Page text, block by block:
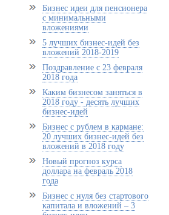
Бизнес идеи для пенсионера
с минимальными
вложениями
5 лучших бизнес-идей без
вложений 2018-2019
Поздравление с 23 февраля
2018 года
Каким бизнесом заняться в
2018 году - десять лучших
бизнес-идей
Бизнес с рублем в кармане:
20 лучших бизнес-идей без
вложений в 2018 году
Новый прогноз курса
доллара на февраль 2018
года
Бизнес с нуля без стартового
капитала и вложений – 3